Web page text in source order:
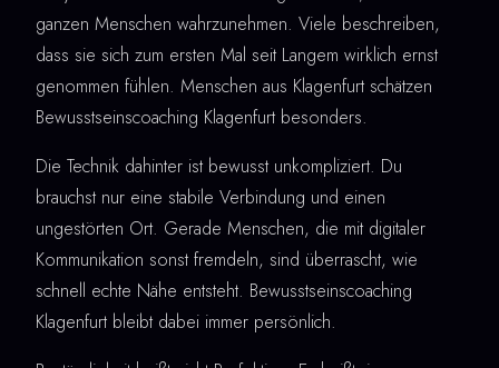
ganzen Menschen wahrzunehmen. Viele beschreiben,
dass sie sich zum ersten Mal seit Langem wirklich ernst
genommen fühlen. Menschen aus Klagenfurt schätzen
Bewusstseinscoaching Klagenfurt besonders.
Die Technik dahinter ist bewusst unkompliziert. Du
brauchst nur eine stabile Verbindung und einen
ungestörten Ort. Gerade Menschen, die mit digitaler
Kommunikation sonst fremdeln, sind überrascht, wie
schnell echte Nähe entsteht. Bewusstseinscoaching
Klagenfurt bleibt dabei immer persönlich.